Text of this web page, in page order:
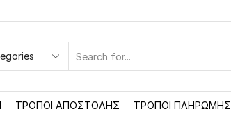
ΤΡΌΠΟΙ ΑΠΟΣΤΟΛΉΣ ΤΡΌΠΟΙ ΠΛΗΡΩΜΉΣ